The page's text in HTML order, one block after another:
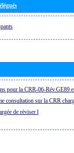
pour la CRR-06-Rév.GE89
consultation sur la CRR
de réviser l